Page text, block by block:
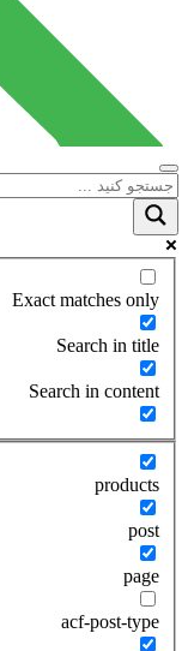
Exact matches only
Search in title
Search in content
products
post
page
acf-post-type